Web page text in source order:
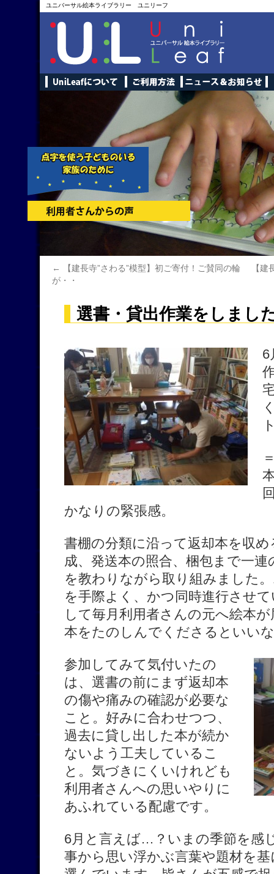
ユニバーサル絵本ライブラリー ユニリーフ
←
【建長寺”さわる”模型】初ご寄付！ご賛同の輪
が・・
【
選書・貸出作業をしま
6
かなりの緊張感。
書棚の分類に沿って返却本を収
成、発送本の照合、梱包まで一
を教わりながら取り組みました
を手際よく、かつ同時進行させ
して毎月利用者さんの元へ絵本
本をたのしんでくださるといい
参加してみて気付いたの
は、選書の前にまず返却本
の傷や痛みの確認が必要な
こと。好みに合わせつつ、
過去に貸し出した本が続か
ないよう工夫しているこ
と。気づきにくいけれども
利用者さんへの思いやりに
あふれている配慮です。
6月と言えば…？いまの季節を感
事から思い浮かぶ言葉や題材を